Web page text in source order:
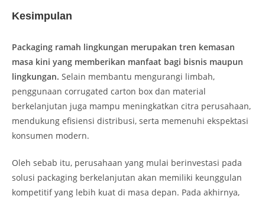
Kesimpulan
Packaging ramah lingkungan merupakan tren kemasan
masa kini yang memberikan manfaat bagi bisnis maupun
lingkungan. Selain membantu mengurangi limbah,
penggunaan corrugated carton box dan material
berkelanjutan juga mampu meningkatkan citra perusahaan,
mendukung efisiensi distribusi, serta memenuhi ekspektasi
konsumen modern.
Oleh sebab itu, perusahaan yang mulai berinvestasi pada
solusi packaging berkelanjutan akan memiliki keunggulan
kompetitif yang lebih kuat di masa depan. Pada akhirnya,